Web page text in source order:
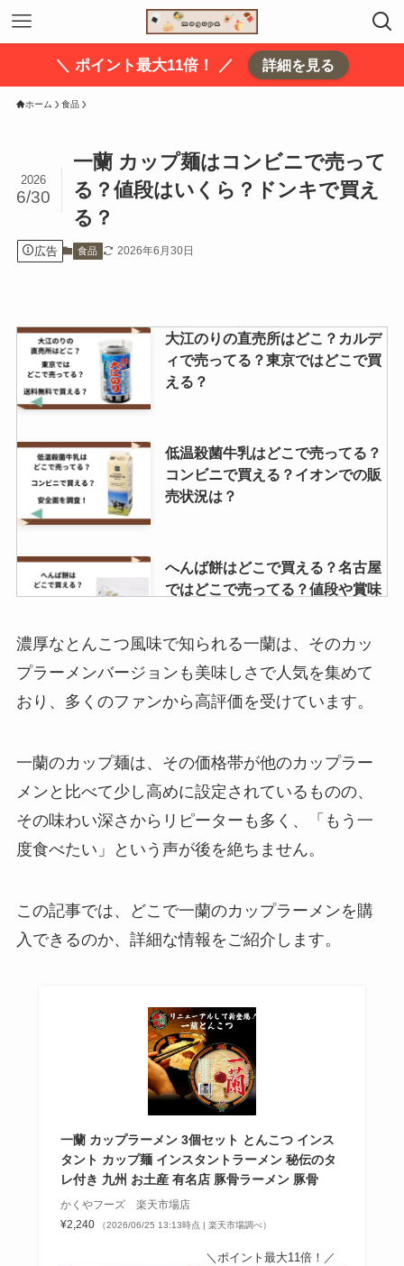
＼ ポイント最大11倍！ ／ 詳細を見る
ホーム 食品
一蘭 カップ麺はコンビニで売って
る？値段はいくら？ドンキで買え
る？
2026
6/30
広告 食品 2026年6月30日
大江のりの直売所はどこ？カルデ
ィで売ってる？東京ではどこで買
える？
低温殺菌牛乳はどこで売ってる？
コンビニで買える？イオンでの販
売状況は？
へんば餅はどこで買える？名古屋
ではどこで売ってる？値段や賞味
おにぎり丸 販売中止の理由は？
Amazonで売ってない？
ロイズ黒糖チョコレートはどこで
売ってる？東京ではどこで買え
る？
薄皮 ハンバーグ&ケチャップパン
はどこで売ってる？値段はいく
阿闍梨餅の日持ちはどれ位？まず
いって噂は本当？どこで買える？
毎日骨ケアMBPドラッグストアで
の取扱いは？スーパーで買える？
かっぱえびせんチョコはどこで売
濃厚なとんこつ風味で知られる一蘭は、そのカッ
プラーメンバージョンも美味しさで人気を集めて
おり、多くのファンから高評価を受けています。
一蘭のカップ麺は、その価格帯が他のカップラー
メンと比べて少し高めに設定されているものの、
その味わい深さからリピーターも多く、「もう一
度食べたい」という声が後を絶ちません。
この記事では、どこで一蘭のカップラーメンを購
入できるのか、詳細な情報をご紹介します。
一蘭 カップラーメン 3個セット とんこつ インス
タント カップ麺 インスタントラーメン 秘伝のタ
レ付き 九州 お土産 有名店 豚骨ラーメン 豚骨
かくやフーズ 楽天市場店
¥2,240
（2026/06/25 13:13時点 | 楽天市場調べ）
＼ポイント最大11倍！／